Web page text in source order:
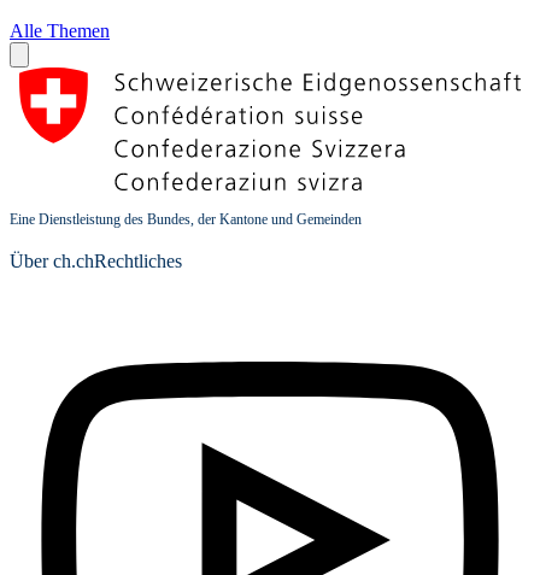
Alle Themen
Eine Dienstleistung des Bundes, der Kantone und Gemeinden
Über ch.chRechtliches